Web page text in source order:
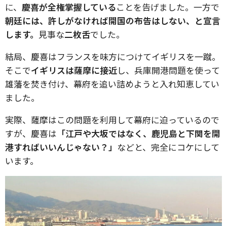
に、 慶喜が全権掌握していることを告げました。一方で
朝廷には、許しがなければ開国の布告はしない、と宣言
します。 見事な二枚舌でした。
結局、慶喜はフランスを味方につけてイギリスを一蹴。
そこでイギリスは薩摩に接近し、兵庫開港問題を使って
雄藩を焚き付け、幕府を追い詰めようと入れ知恵してい
ました。
実際、薩摩はこの問題を利用して幕府に迫っているので
すが、慶喜は 「江戸や大坂ではなく、鹿児島と下関を開
港すればいいんじゃない？」 などと、完全にコケにして
います。